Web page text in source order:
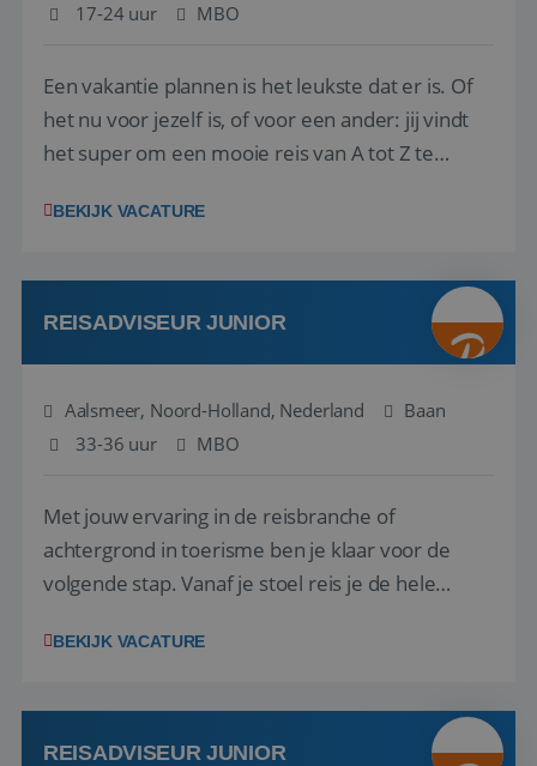
17-24 uur
MBO
Een vakantie plannen is het leukste dat er is. Of
het nu voor jezelf is, of voor een ander: jij vindt
het super om een mooie reis van A tot Z te
vakantiegangers de meest prachtige plekjes op
werken: of het nu gaat om vragen ...
BEKIJK VACATURE
REISADVISEUR JUNIOR
Aalsmeer, Noord-Holland, Nederland
Baan
33-36 uur
MBO
Met jouw ervaring in de reisbranche of
achtergrond in toerisme ben je klaar voor de
volgende stap. Vanaf je stoel reis je de hele
wensen van je team, je klant en wat er in de
klanten te overtuigen om die droomreis te
boeken! ...
BEKIJK VACATURE
REISADVISEUR JUNIOR